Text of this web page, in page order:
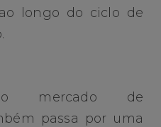
longo do ciclo de
mercado de
passa por uma